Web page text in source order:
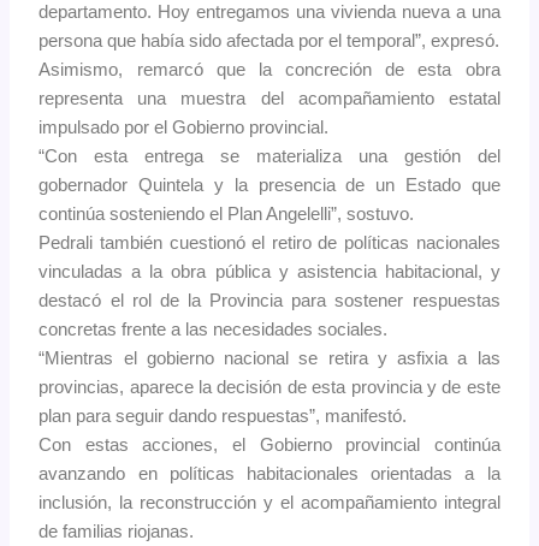
departamento. Hoy entregamos una vivienda nueva a una
persona que había sido afectada por el temporal”, expresó.
Asimismo, remarcó que la concreción de esta obra
representa una muestra del acompañamiento estatal
impulsado por el Gobierno provincial.
“Con esta entrega se materializa una gestión del
gobernador Quintela y la presencia de un Estado que
continúa sosteniendo el Plan Angelelli”, sostuvo.
Pedrali también cuestionó el retiro de políticas nacionales
vinculadas a la obra pública y asistencia habitacional, y
destacó el rol de la Provincia para sostener respuestas
concretas frente a las necesidades sociales.
“Mientras el gobierno nacional se retira y asfixia a las
provincias, aparece la decisión de esta provincia y de este
plan para seguir dando respuestas”, manifestó.
Con estas acciones, el Gobierno provincial continúa
avanzando en políticas habitacionales orientadas a la
inclusión, la reconstrucción y el acompañamiento integral
de familias riojanas.